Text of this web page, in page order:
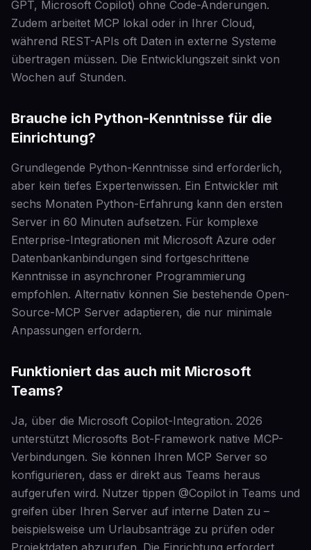
GPT, Microsoft Copilot) ohne Code-Änderungen.
Zudem arbeitet MCP lokal oder in Ihrer Cloud,
während REST-APIs oft Daten in externe Systeme
übertragen müssen. Die Entwicklungszeit sinkt von
Wochen auf Stunden.
Brauche ich Python-Kenntnisse für die
Einrichtung?
Grundlegende Python-Kenntnisse sind erforderlich,
aber kein tiefes Expertenwissen. Ein Entwickler mit
sechs Monaten Python-Erfahrung kann den ersten
Server in 60 Minuten aufsetzen. Für komplexe
Enterprise-Integrationen mit Microsoft Azure oder
Datenbankanbindungen sind fortgeschrittene
Kenntnisse in asynchroner Programmierung
empfohlen. Alternativ können Sie bestehende Open-
Source-MCP Server adaptieren, die nur minimale
Anpassungen erfordern.
Funktioniert das auch mit Microsoft
Teams?
Ja, über die Microsoft Copilot-Integration. 2026
unterstützt Microsofts Bot-Framework native MCP-
Verbindungen. Sie können Ihren MCP Server so
konfigurieren, dass er direkt aus Teams heraus
aufgerufen wird. Nutzer tippen @Copilot in Teams und
greifen über Ihren Server auf interne Daten zu –
beispielsweise um Urlaubsanträge zu prüfen oder
Projektdaten abzurufen. Die Einrichtung erfordert